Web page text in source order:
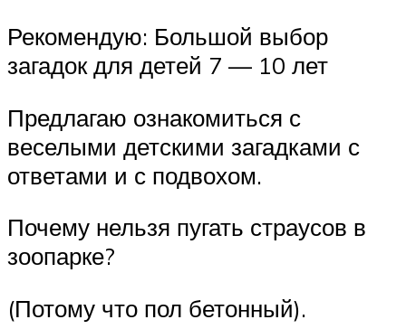
Рекомендую: Большой выбор
загадок для детей 7 — 10 лет
Предлагаю ознакомиться с
веселыми детскими загадками с
ответами и с подвохом.
Почему нельзя пугать страусов в
зоопарке?
(Потому что пол бетонный).